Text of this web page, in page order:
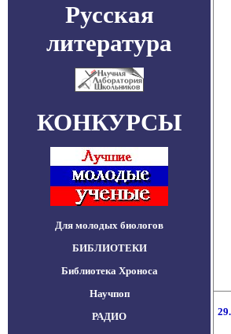
Русская
литература
КОНКУРСЫ
Для молодых биологов
БИБЛИОТЕКИ
Библиотека Хроноса
Научпоп
РАДИО